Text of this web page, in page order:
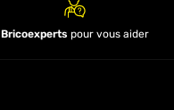
Bricoexperts pour vous aider